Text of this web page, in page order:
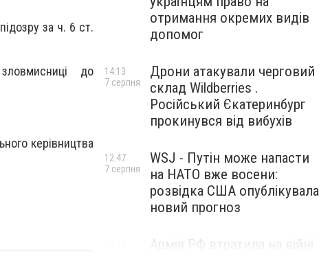
за ч. 6 ст.
до
керівництва
отримання окремих видів
допомог
Дрони атакували черговий
склад Wildberries .
Російський Єкатеринбург
прокинувся від вибухів
14:13
7 серпня
WSJ - Путін може напасти
на НАТО вже восени:
розвідка США опублікувала
новий прогноз
12:47
7 серпня
Армія РФ втратила на війні